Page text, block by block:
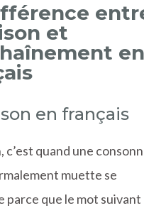
et
en
en français
c’est quand une
muette se
parce que le mot suivant